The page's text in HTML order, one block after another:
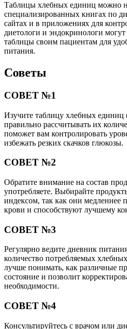
Таблицы хлебных единиц можно
специализированных книгах по
сайтах и в приложениях для
диетологи и эндокринологи могут
таблицы своим пациентам для
питания.
Советы
СОВЕТ №1
Изучите таблицу хлебных единиц
правильно рассчитывать их
поможет вам контролировать
избежать резких скачков глюкозы.
СОВЕТ №2
Обратите внимание на состав
употребляете. Выбирайте
индексом, так как они медленнее
крови и способствуют лучшему
СОВЕТ №3
Регулярно ведите дневник
количество потребляемых
лучше понимать, как различные
состояние и позволит
необходимости.
СОВЕТ №4
Консультируйтесь с врачом или